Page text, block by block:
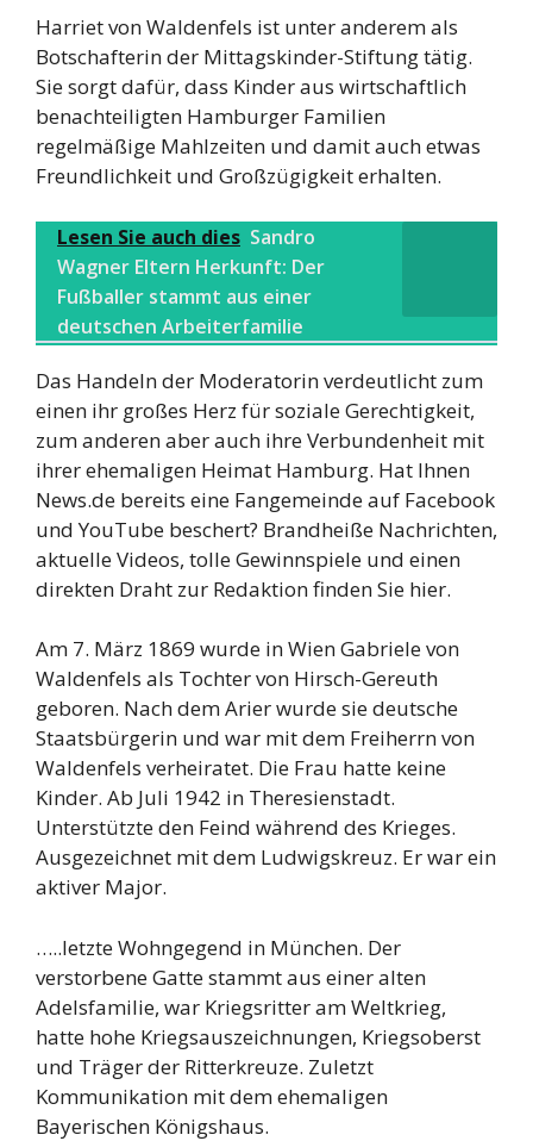
Harriet von Waldenfels ist unter anderem als
Botschafterin der Mittagskinder-Stiftung tätig.
Sie sorgt dafür, dass Kinder aus wirtschaftlich
benachteiligten Hamburger Familien
regelmäßige Mahlzeiten und damit auch etwas
Freundlichkeit und Großzügigkeit erhalten.
Lesen Sie auch dies Sandro
Wagner Eltern Herkunft: Der
Fußballer stammt aus einer
deutschen Arbeiterfamilie
Das Handeln der Moderatorin verdeutlicht zum
einen ihr großes Herz für soziale Gerechtigkeit,
zum anderen aber auch ihre Verbundenheit mit
ihrer ehemaligen Heimat Hamburg. Hat Ihnen
News.de bereits eine Fangemeinde auf Facebook
und YouTube beschert? Brandheiße Nachrichten,
aktuelle Videos, tolle Gewinnspiele und einen
direkten Draht zur Redaktion finden Sie hier.
Am 7. März 1869 wurde in Wien Gabriele von
Waldenfels als Tochter von Hirsch-Gereuth
geboren. Nach dem Arier wurde sie deutsche
Staatsbürgerin und war mit dem Freiherrn von
Waldenfels verheiratet. Die Frau hatte keine
Kinder. Ab Juli 1942 in Theresienstadt.
Unterstützte den Feind während des Krieges.
Ausgezeichnet mit dem Ludwigskreuz. Er war ein
aktiver Major.
…..letzte Wohngegend in München. Der
verstorbene Gatte stammt aus einer alten
Adelsfamilie, war Kriegsritter am Weltkrieg,
hatte hohe Kriegsauszeichnungen, Kriegsoberst
und Träger der Ritterkreuze. Zuletzt
Kommunikation mit dem ehemaligen
Bayerischen Königshaus.